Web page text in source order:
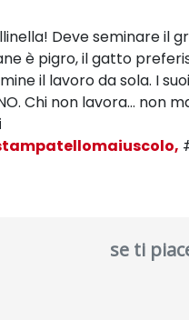
Deve seminare il
è pigro, il gatto
il lavoro da sola. I
Chi non lavora… non
se ti